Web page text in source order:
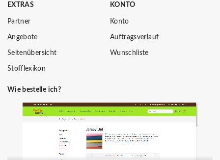
EXTRAS
Partner
Angebote
Seitenübersicht
Stofflexikon
KONTO
Konto
Auftragsverlauf
Wunschliste
Wie bestelle ich?